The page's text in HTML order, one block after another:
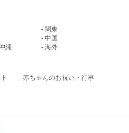
関東
中国
縄 海外
赤ちゃんのお祝い・行事